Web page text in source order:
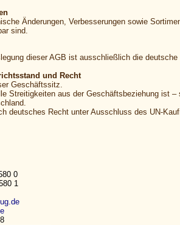
Änderungen, Verbesserungen sowie
sind.
dieser AGB ist ausschließlich die deutsche
und Recht
Geschäftssitz.
Streitigkeiten aus der Geschäftsbeziehung ist
deutsches Recht unter Ausschluss des UN-
0
1